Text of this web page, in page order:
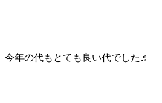
今年の代もとても良い代でした♬